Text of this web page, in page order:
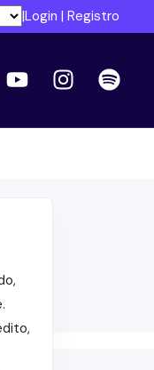
|Login | Registro